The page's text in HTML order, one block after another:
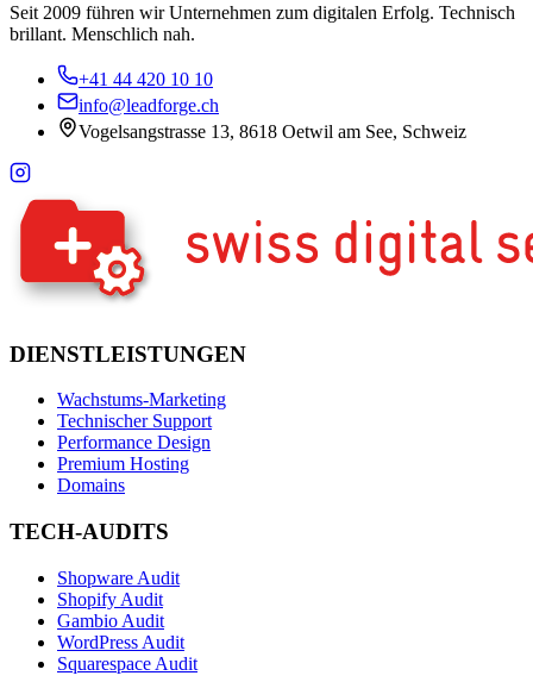
Seit 2009 führen wir Unternehmen zum digitalen Erfolg. Technisch
brillant. Menschlich nah.
+41 44 420 10 10
info@leadforge.ch
Vogelsangstrasse 13, 8618 Oetwil am See, Schweiz
DIENSTLEISTUNGEN
Wachstums-Marketing
Technischer Support
Performance Design
Premium Hosting
Domains
TECH-AUDITS
Shopware Audit
Shopify Audit
Gambio Audit
WordPress Audit
Squarespace Audit